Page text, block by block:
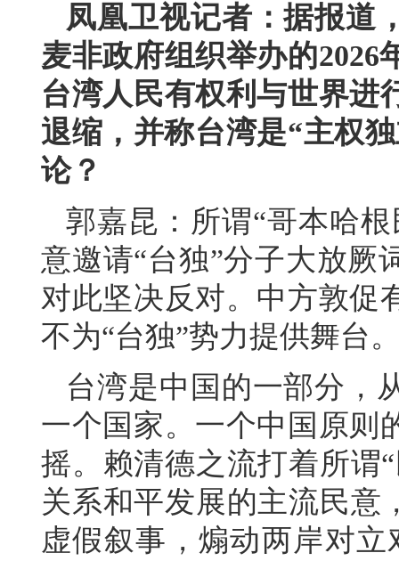
凤凰卫视记者：据报道
麦非政府组织举办的2026
台湾人民有权利与世界进
退缩，并称台湾是“主权
论？
郭嘉昆：所谓“哥本哈
意邀请“台独”分子大放厥
对此坚决反对。中方敦促
不为“台独”势力提供舞台
台湾是中国的一部分，
一个国家。一个中国原则
摇。赖清德之流打着所谓
关系和平发展的主流民意
虚假叙事，煽动两岸对